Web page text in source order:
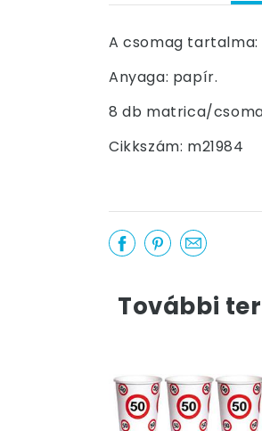
A csomag
Anyaga: papír.
8 db matrica/
Cikkszám: m21984
További